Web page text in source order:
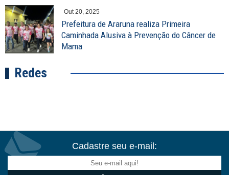
Out 20, 2025
Prefeitura de Araruna realiza Primeira
Caminhada Alusiva à Prevenção do Câncer de
Mama
Redes
Cadastre seu e-mail: